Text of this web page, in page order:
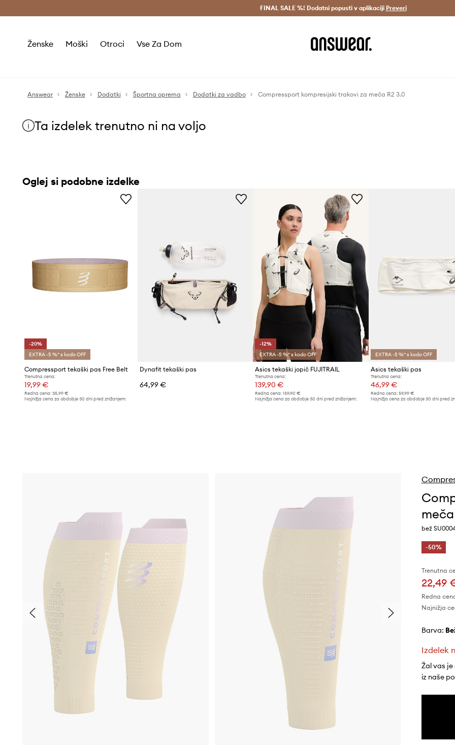
Dostava v 3 dneh > Prihrani z vpisom v Answear Club >
FINAL SALE %! Dodatni popusti v aplikaciji Preveri
Ženske Moški Otroci Vse Za Dom
Answear Ženske Dodatki Športna oprema Dodatki za vadbo Compressport kompresijski trakovi za meča R2 3.0
Ta izdelek trenutno ni na voljo
Oglej si podobne izdelke
-20%
EXTRA -5 %* s kodo OFF
Compressport tekaški pas Free Belt
Trenutna cena:
19,99 €
Redna cena: 35,99 €
Najnižja cena za obdobje 30 dni pred znižanjem:
Dynafit tekaški pas
64,99 €
-12%
EXTRA -5 %* s kodo OFF
Asics tekaški jopič FUJITRAIL
Trenutna cena:
139,90 €
Redna cena: 159,90 €
Najnižja cena za obdobje 30 dni pred znižanjem:
EXTRA -5 %* s kodo OFF
Asics tekaški pas
Trenutna cena:
46,99 €
Redna cena: 59,99 €
Najnižja cena za obdobje 30 dni pred
bež
-50%
Trenutna
22,49
Redna
Najnižja
Barva:
Izdelek
Žal vas je
iz naše